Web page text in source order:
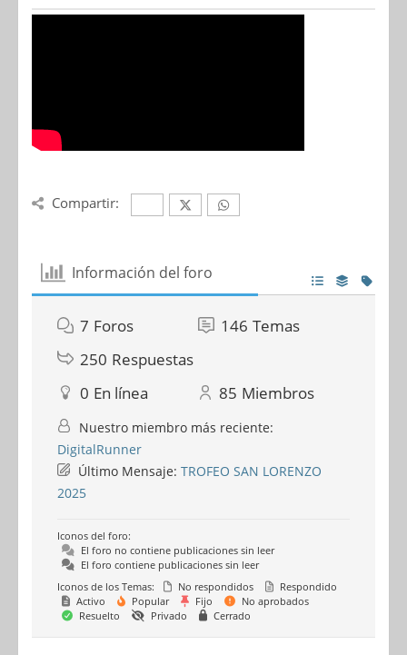
Compartir:
Información del foro
7 Foros 146 Temas
250 Respuestas
0 En línea 85 Miembros
Nuestro miembro más reciente:
DigitalRunner
Último Mensaje: TROFEO SAN LORENZO
2025
Iconos del foro:
El foro no contiene publicaciones sin leer
El foro contiene publicaciones sin leer
Iconos de los Temas:
No respondidos
Respondido
Activo
Popular Fijo
No aprobados
Resuelto
Privado Cerrado